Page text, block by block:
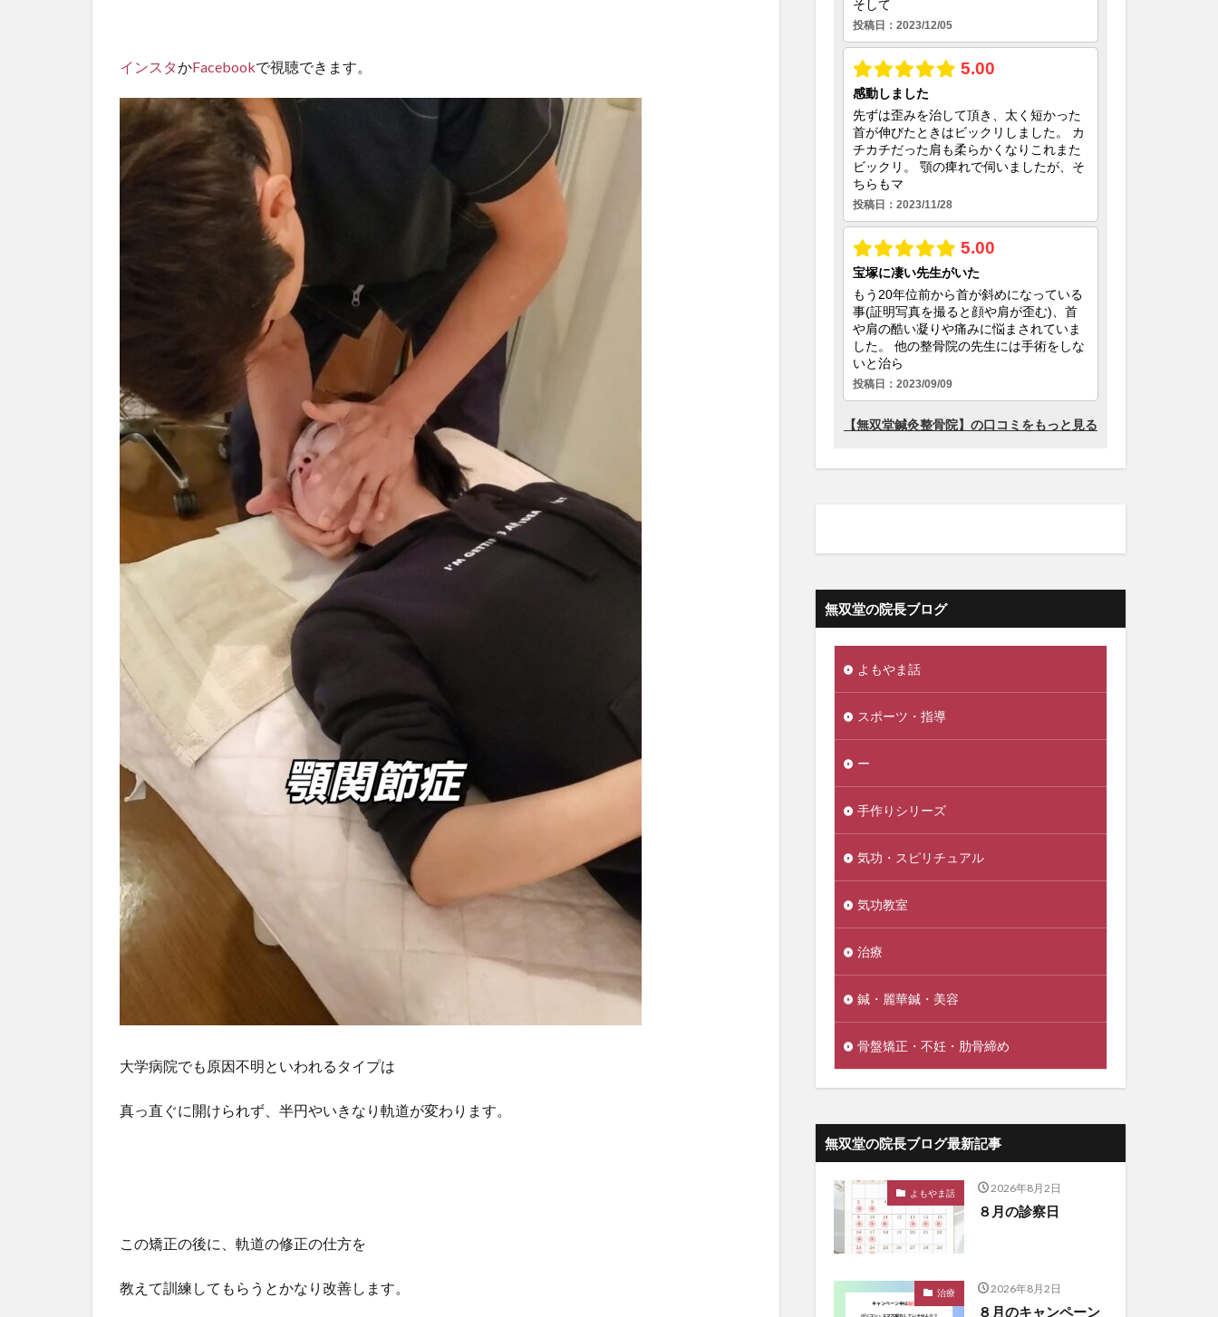
インスタかFacebookで視聴できます。
大学病院でも原因不明といわれるタイプは
真っ直ぐに開けられず、半円やいきなり軌道が変わります。
この矯正の後に、軌道の修正の仕方を
教えて訓練してもらうとかなり改善します。
無双堂の院長ブログ
よもやま話
スポーツ・指導
ー
手作りシリーズ
気功・スピリチュアル
気功教室
治療
鍼・麗華鍼・美容
骨盤矯正・不妊・肋骨締め
無双堂の院長ブログ最新記事
よもやま話 2026年8月2日
８月の診察日
治療 2026年8月2日
８月のキャンペーン